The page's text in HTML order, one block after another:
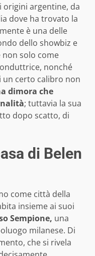
origini argentine, da
dove ha trovato la
è una delle
dello showbiz e
solo come
nonché
certo calibro non
dimora che
; tuttavia la sua
dopo scatto, di
di Belen
come città della
insieme ai suoi
Sempione, una
milanese. Di
che si rivela